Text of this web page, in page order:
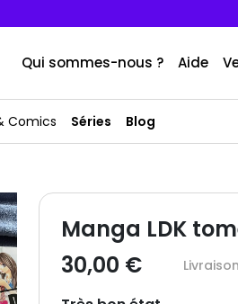
Qui sommes-nous ? Aide
Comics Séries Blog
Manga LDK
30,00 €